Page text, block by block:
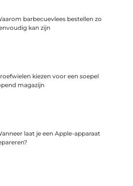
barbecuevlees bestellen zo
kan zijn
kiezen voor een soepel
magazijn
laat je een Apple-apparaat